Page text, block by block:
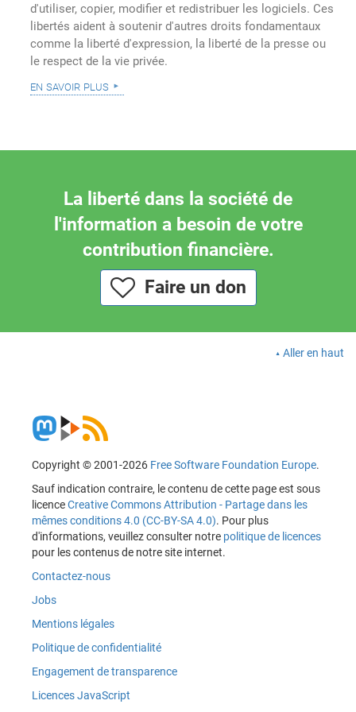
d'utiliser, copier, modifier et redistribuer les logiciels. Ces
libertés aident à soutenir d'autres droits fondamentaux
comme la liberté d'expression, la liberté de la presse ou
le respect de la vie privée.
en savoir plus
La liberté dans la société de
l'information a besoin de votre
contribution financière.
Faire un don
Aller en haut
Copyright © 2001-2026 Free Software Foundation Europe.
Sauf indication contraire, le contenu de cette page est sous
licenceCreative Commons Attribution - Partage dans les
mêmes conditions 4.0 (CC-BY-SA 4.0). Pour plus
d'informations, veuillez consulter notre politique de licences
pour les contenus de notre site internet.
Contactez-nous
Jobs
Mentions légales
Politique de confidentialité
Engagement de transparence
Licences JavaScript